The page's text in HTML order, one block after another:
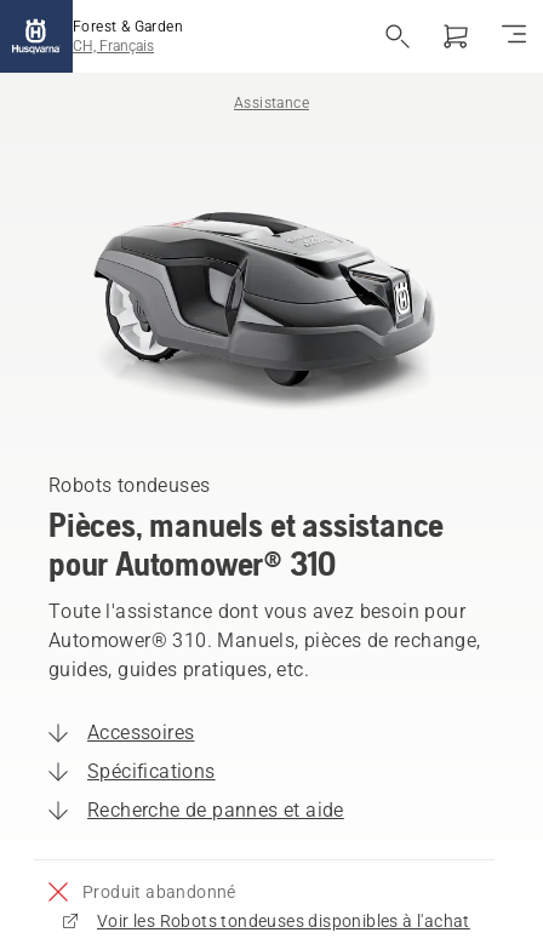
Forest & Garden
CH, Français
Assistance
Robots tondeuses
Pièces, manuels et assistance
pour Automower® 310
Toute l'assistance dont vous avez besoin pour
Automower® 310. Manuels, pièces de rechange,
guides, guides pratiques, etc.
Accessoires
Spécifications
Recherche de pannes et aide
Produit abandonné
Voir les Robots tondeuses disponibles à l'achat